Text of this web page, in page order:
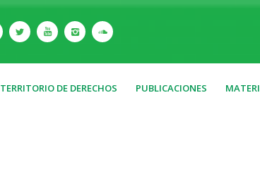
TERRITORIO DE DERECHOS PUBLICACIONES